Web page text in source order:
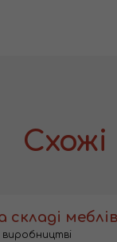
складі меблів